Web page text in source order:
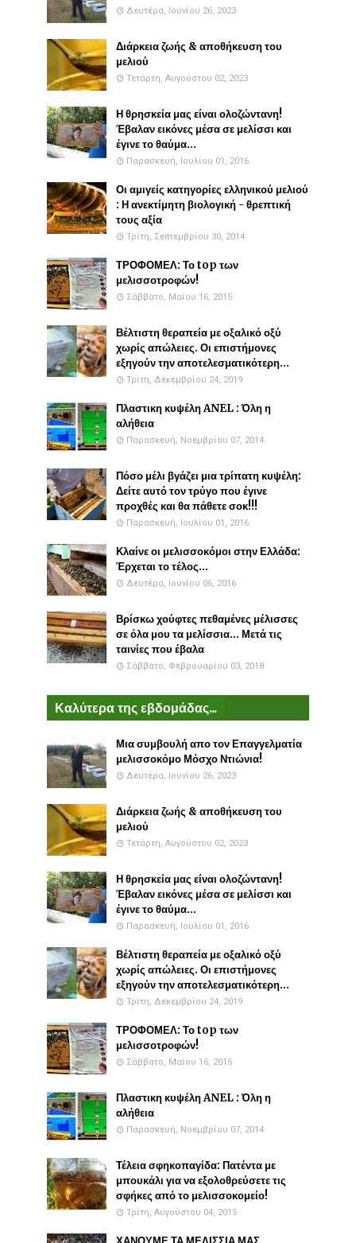
Δευτέρα, Ιουνίου 26, 2023
Διάρκεια ζωής & αποθήκευση του
μελιού
Τετάρτη, Αυγούστου 02, 2023
Η θρησκεία μας είναι ολοζώντανη!
Έβαλαν εικόνες μέσα σε μελίσσι και
έγινε το θαύμα...
Παρασκευή, Ιουλίου 01, 2016
Οι αμιγείς κατηγορίες ελληνικού μελιού
: Η ανεκτίμητη βιολογική - θρεπτική
τους αξία
Τρίτη, Σεπτεμβρίου 30, 2014
ΤΡΟΦΟΜΕΛ: Το top των
μελισσοτροφών!
Σάββατο, Μαΐου 16, 2015
Βέλτιστη θεραπεία με οξαλικό οξύ
χωρίς απώλειες. Οι επιστήμονες
εξηγούν την αποτελεσματικότερη...
Τρίτη, Δεκεμβρίου 24, 2019
Πλαστικη κυψέλη ANEL : Όλη η
αλήθεια
Παρασκευή, Νοεμβρίου 07, 2014
Πόσο μέλι βγάζει μια τρίπατη κυψέλη:
Δείτε αυτό τον τρύγο που έγινε
προχθές και θα πάθετε σοκ!!!
Παρασκευή, Ιουλίου 01, 2016
Κλαίνε οι μελισσοκόμοι στην Ελλάδα:
Έρχεται το τέλος...
Δευτέρα, Ιουνίου 06, 2016
Βρίσκω χούφτες πεθαμένες μέλισσες
σε όλα μου τα μελίσσια... Μετά τις
ταινίες που έβαλα
Σάββατο, Φεβρουαρίου 03, 2018
Καλύτερα της εβδομάδας...
Μια συμβουλή απο τον Επαγγελματία
μελισσοκόμο Μόσχο Ντιώνια!
Δευτέρα, Ιουνίου 26, 2023
Διάρκεια ζωής & αποθήκευση του
μελιού
Τετάρτη, Αυγούστου 02, 2023
Η θρησκεία μας είναι ολοζώντανη!
Έβαλαν εικόνες μέσα σε μελίσσι και
έγινε το θαύμα...
Παρασκευή, Ιουλίου 01, 2016
Βέλτιστη θεραπεία με οξαλικό οξύ
χωρίς απώλειες. Οι επιστήμονες
εξηγούν την αποτελεσματικότερη...
Τρίτη, Δεκεμβρίου 24, 2019
ΤΡΟΦΟΜΕΛ: Το top των
μελισσοτροφών!
Σάββατο, Μαΐου 16, 2015
Πλαστικη κυψέλη ANEL : Όλη η
αλήθεια
Παρασκευή, Νοεμβρίου 07, 2014
Τέλεια σφηκοπαγίδα: Πατέντα με
μπουκάλι για να εξολοθρεύσετε τις
σφήκες από το μελισσοκομείο!
Τρίτη, Αυγούστου 04, 2015